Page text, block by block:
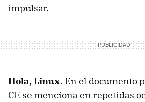
impulsar.
Hola, Linux. En el documento
CE se menciona en repetidas